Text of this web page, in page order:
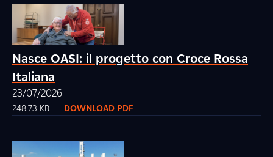
Nasce OASI: il progetto con Croce Rossa
Italiana
23/07/2026
248.73 KB DOWNLOAD PDF